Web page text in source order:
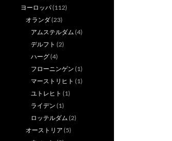
ヨーロッパ(112)
オランダ(23)
アムステルダム (4)
デルフト (2)
ハーグ(4)
フローニンゲン (1)
マーストリヒト (1)
ユトレヒト (1)
ライデン (1)
ロッテルダム (2)
オーストリア (5)